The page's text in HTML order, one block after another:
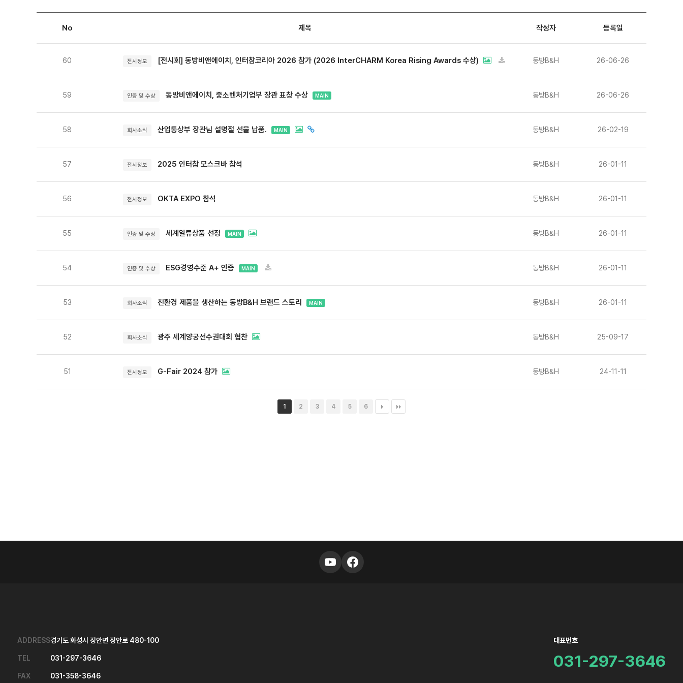
No 제목 작성자 등록일
60 전시정보 [전시회] 동방비앤에이치, 인터참코리아 2026 참가 (2026 InterCHARM Korea Rising Awards 수상) 동방B&H 26-06-26
59 인증 및 수상 동방비앤에이치, 중소벤처기업부 장관 표창 수상 MAIN 동방B&H 26-06-26
58 회사소식 산업통상부 장관님 설명절 선물 납품. MAIN 동방B&H 26-02-19
57 전시정보 2025 인터참 모스크바 참석 동방B&H 26-01-11
56 전시정보 OKTA EXPO 참석 동방B&H 26-01-11
55 인증 및 수상 세계일류상품 선정 MAIN 동방B&H 26-01-11
54 인증 및 수상 ESG경영수준 A+ 인증 MAIN 동방B&H 26-01-11
53 회사소식 친환경 제품을 생산하는 동방B&H 브랜드 스토리 MAIN 동방B&H 26-01-11
52 회사소식 광주 세계양궁선수권대회 협찬 동방B&H 25-09-17
51 전시정보 G-Fair 2024 참가 동방B&H 24-11-11
1 2 3 4 5 6
ADDRESS경기도 화성시 장안면 장안로 480-100
TEL 031-297-3646
FAX 031-358-3646
대표번호
031-297-3646